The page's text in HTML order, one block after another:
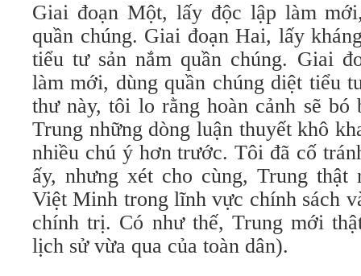
Giai đoạn Một, lấy độc lập làm
quần chúng. Giai đoạn Hai, lấy
tiểu tư sản nắm quần chúng. Giai
làm mới, dùng quần chúng diệt tiểu
thư này, tôi lo rằng hoàn cảnh sẽ
Trung những dòng luận thuyết khô
nhiều chú ý hơn trước. Tôi đã cố
ấy, nhưng xét cho cùng, Trung thật
Việt Minh trong lĩnh vực chính sách
chính trị. Có như thế, Trung mới
lịch sử vừa qua của toàn dân).